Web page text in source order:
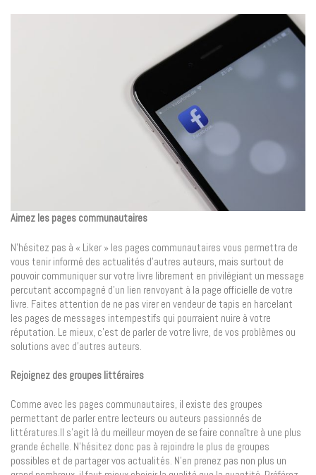
Aimez les pages communautaires
N’hésitez pas à « Liker » les pages communautaires vous permettra de
vous tenir informé des actualités d’autres auteurs, mais surtout de
pouvoir communiquer sur votre livre librement en privilégiant un message
percutant accompagné d’un lien renvoyant à la page officielle de votre
livre. Faites attention de ne pas virer en vendeur de tapis en harcelant
les pages de messages intempestifs qui pourraient nuire à votre
réputation. Le mieux, c’est de parler de votre livre, de vos problèmes ou
solutions avec d’autres auteurs.
Rejoignez des groupes littéraires
Comme avec les pages communautaires, il existe des groupes
permettant de parler entre lecteurs ou auteurs passionnés de
littératures.Il s’agit là du meilleur moyen de se faire connaître à une plus
grande échelle. N’hésitez donc pas à rejoindre le plus de groupes
possibles et de partager vos actualités. N’en prenez pas non plus un